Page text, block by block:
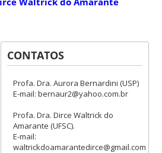
CONTATOS
Profa. Dra. Aurora Bernardini (USP)
E-mail: bernaur2@yahoo.com.br
Profa. Dra. Dirce Waltrick do
Amarante (UFSC).
E-mail:
waltrickdoamarantedirce@gmail.com